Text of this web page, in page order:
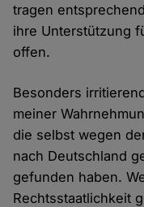
tragen
ihre Unterstützung
offen.
Besonders
meiner
die selbst wegen
nach Deutschland
gefunden haben.
Rechtsstaatlichkeit